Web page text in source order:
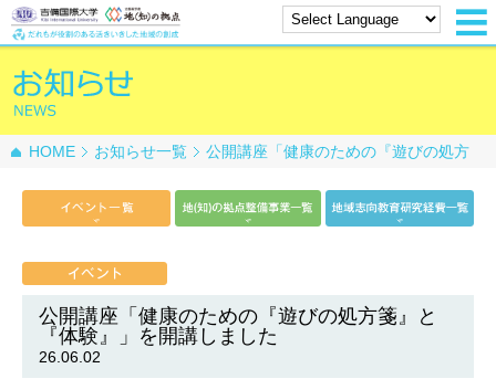
HOME お知らせ一覧
公開講座「健康のための『遊びの処方
公開講座「健康のための『遊びの処方箋』と
『体験』」を開講しました
26.06.02